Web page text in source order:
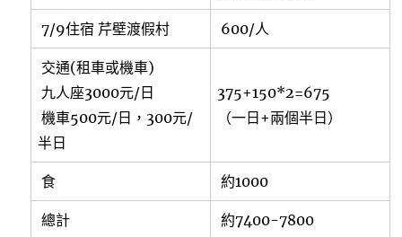
7/9住宿 芹壁渡假村 600/人
交通(租車或機車)
九人座3000元/日
機車500元/日，300元/
半日
375+150*2=675
（一日+兩個半日）
食 約1000
總計 約7400-7800